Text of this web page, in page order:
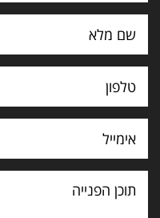
תוכן
הפנייה